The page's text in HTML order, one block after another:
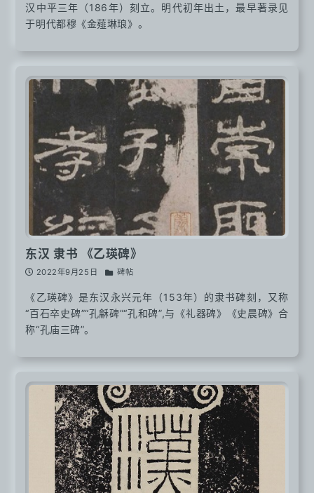
汉中平三年（186年）刻立。明代初年出土，最早著录见
于明代都穆《金薤琳琅》。
东汉 隶书 《乙瑛碑》
2022年9月25日 碑帖
《乙瑛碑》是东汉永兴元年（153年）的隶书碑刻，又称
“百石卒史碑”“孔龢碑”“孔和碑”,与《礼器碑》《史晨碑》合
称“孔庙三碑”。